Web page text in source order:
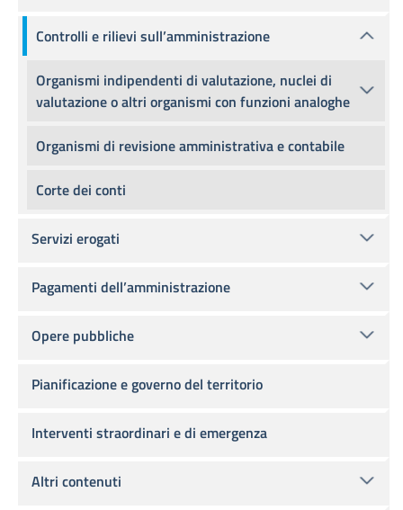
Controlli e rilievi sull’amministrazione
Organismi indipendenti di valutazione, nuclei di
valutazione o altri organismi con funzioni analoghe
Organismi di revisione amministrativa e contabile
Corte dei conti
Servizi erogati
Pagamenti dell’amministrazione
Opere pubbliche
Pianificazione e governo del territorio
Interventi straordinari e di emergenza
Altri contenuti